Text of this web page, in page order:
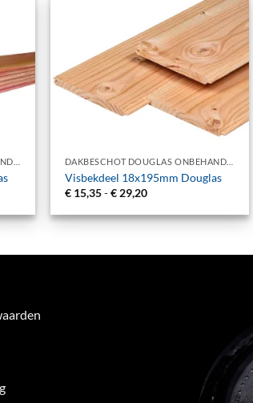
Visbekdeel 18x195mm Douglas
€15,35-€29,20Prijsklasse:
tot
€ 29,20